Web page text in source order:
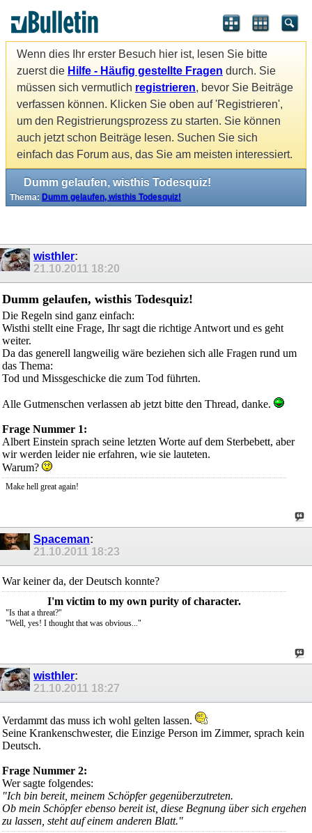
Wenn dies Ihr erster Besuch hier ist, lesen Sie bitte
zuerst die Hilfe - Häufig gestellte Fragen durch. Sie
müssen sich vermutlich registrieren, bevor Sie Beiträge
verfassen können. Klicken Sie oben auf 'Registrieren',
um den Registrierungsprozess zu starten. Sie können
auch jetzt schon Beiträge lesen. Suchen Sie sich
einfach das Forum aus, das Sie am meisten interessiert.
Dumm gelaufen, wisthis Todesquiz!
Thema: Dumm gelaufen, wisthis Todesquiz!
wisthler:
21.10.2011 18:20
Dumm gelaufen, wisthis Todesquiz!
Die Regeln sind ganz einfach:
Wisthi stellt eine Frage, Ihr sagt die richtige Antwort und es geht
weiter.
Da das generell langweilig wäre beziehen sich alle Fragen rund um
das Thema:
Tod und Missgeschicke die zum Tod führten.
Alle Gutmenschen verlassen ab jetzt bitte den Thread, danke.
Frage Nummer 1:
Albert Einstein sprach seine letzten Worte auf dem Sterbebett, aber
wir werden leider nie erfahren, wie sie lauteten.
Warum?
Make hell great again!
Spaceman:
21.10.2011 18:23
War keiner da, der Deutsch konnte?
I'm victim to my own purity of character.
"Is that a threat?"
"Well, yes! I thought that was obvious..."
wisthler:
21.10.2011 18:27
Verdammt das muss ich wohl gelten lassen.
Seine Krankenschwester, die Einzige Person im Zimmer, sprach kein
Deutsch.
Frage Nummer 2:
Wer sagte folgendes:
"Ich bin bereit, meinem Schöpfer gegenüberzutreten.
Ob mein Schöpfer ebenso bereit ist, diese Begnung über sich ergehen
zu lassen, steht auf einem anderen Blatt."